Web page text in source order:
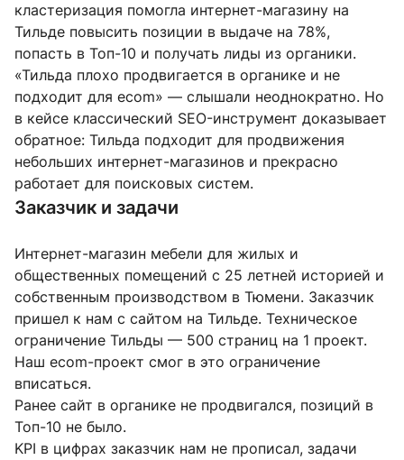
кластеризация помогла интернет-магазину на
Тильде повысить позиции в выдаче на 78%,
попасть в Топ-10 и получать лиды из органики.
«Тильда плохо продвигается в органике и не
подходит для ecom» — слышали неоднократно. Но
в кейсе классический SEO-инструмент доказывает
обратное: Тильда подходит для продвижения
небольших интернет-магазинов и прекрасно
работает для поисковых систем.
Заказчик и задачи
Интернет-магазин мебели для жилых и
общественных помещений с 25 летней историей и
собственным производством в Тюмени. Заказчик
пришел к нам с сайтом на Тильде. Техническое
ограничение Тильды — 500 страниц на 1 проект.
Наш ecom-проект смог в это ограничение
вписаться.
Ранее сайт в органике не продвигался, позиций в
Топ-10 не было.
KPI в цифрах заказчик нам не прописал, задачи